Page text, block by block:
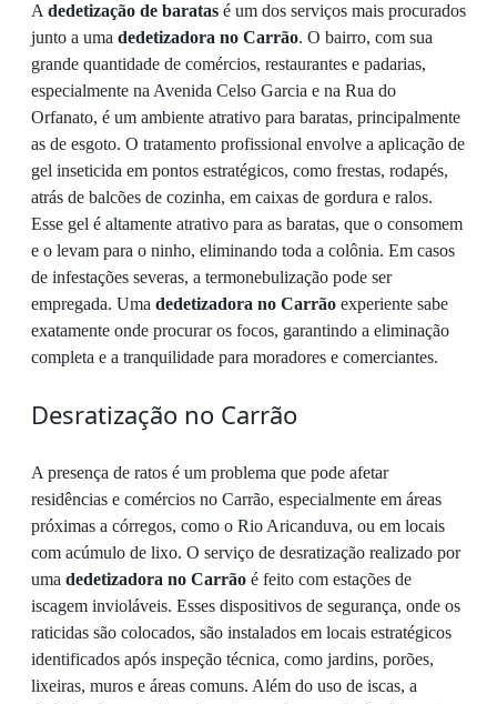
A dedetização de baratas é um dos serviços mais procurados
junto a uma dedetizadora no Carrão. O bairro, com sua
grande quantidade de comércios, restaurantes e padarias,
especialmente na Avenida Celso Garcia e na Rua do
Orfanato, é um ambiente atrativo para baratas, principalmente
as de esgoto. O tratamento profissional envolve a aplicação de
gel inseticida em pontos estratégicos, como frestas, rodapés,
atrás de balcões de cozinha, em caixas de gordura e ralos.
Esse gel é altamente atrativo para as baratas, que o consomem
e o levam para o ninho, eliminando toda a colônia. Em casos
de infestações severas, a termonebulização pode ser
empregada. Uma dedetizadora no Carrão experiente sabe
exatamente onde procurar os focos, garantindo a eliminação
completa e a tranquilidade para moradores e comerciantes.
Desratização no Carrão
A presença de ratos é um problema que pode afetar
residências e comércios no Carrão, especialmente em áreas
próximas a córregos, como o Rio Aricanduva, ou em locais
com acúmulo de lixo. O serviço de desratização realizado por
uma dedetizadora no Carrão é feito com estações de
iscagem invioláveis. Esses dispositivos de segurança, onde os
raticidas são colocados, são instalados em locais estratégicos
identificados após inspeção técnica, como jardins, porões,
lixeiras, muros e áreas comuns. Além do uso de iscas, a